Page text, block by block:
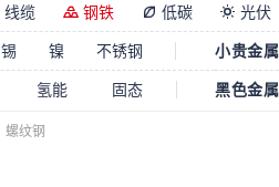
线缆  钢铁  低碳  光伏
锡 镍 不锈钢 小贵金属
氢能 固态 黑色金属
螺纹钢